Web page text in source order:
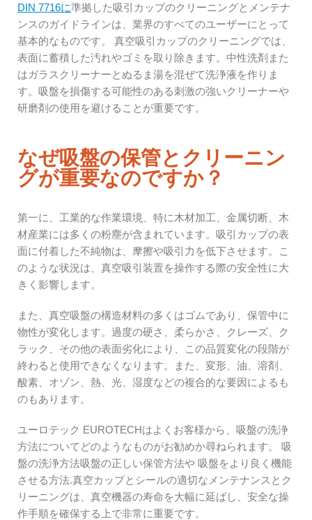
DIN 7716に準拠した吸引カップのクリーニングとメンテナ
ンスのガイドラインは、業界のすべてのユーザーにとって
基本的なものです。 真空吸引カップのクリーニングでは、
表面に蓄積した汚れやゴミを取り除きます。中性洗剤また
はガラスクリーナーとぬるま湯を混ぜて洗浄液を作りま
す。吸盤を損傷する可能性のある刺激の強いクリーナーや
研磨剤の使用を避けることが重要です。
なぜ吸盤の保管とクリーニン
グが重要なのですか？
第一に、工業的な作業環境、特に木材加工、金属切断、木
材産業には多くの粉塵が含まれています。吸引カップの表
面に付着した不純物は、摩擦や吸引力を低下させます。こ
のような状況は、真空吸引装置を操作する際の安全性に大
きく影響します。
また、真空吸盤の構造材料の多くはゴムであり、保管中に
物性が変化します。過度の硬さ、柔らかさ、クレーズ、ク
ラック、その他の表面劣化により、この品質変化の段階が
終わると使用できなくなります。また、変形、油、溶剤、
酸素、オゾン、熱、光、湿度などの複合的な要因によるも
のもあります。
ユーロテック EUROTECHはよくお客様から、吸盤の洗浄
方法についてどのようなものがお勧めか尋ねられます。 吸
盤の洗浄方法吸盤の正しい保管方法や 吸盤をより良く機能
させる方法.真空カップとシールの適切なメンテナンスとク
リーニングは、真空機器の寿命を大幅に延ばし、安全な操
作手順を確保する上で非常に重要です。